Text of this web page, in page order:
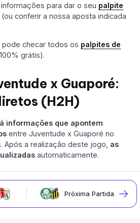
para dar o seu palpite
(ou conferir a nossa aposta indicada
checar todos os palpites de
grátis).
x Guaporé:
(H2H)
informações que apontem
entre Juventude x Guaporé no
Após a realização deste jogo, as
automaticamente.
Próxima Partida